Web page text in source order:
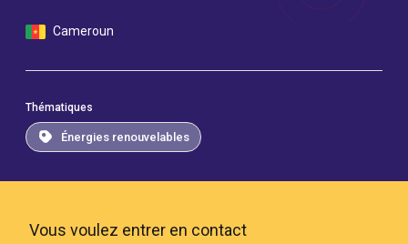
Cameroun
Thématiques
Énergies renouvelables
Vous voulez entrer en contact